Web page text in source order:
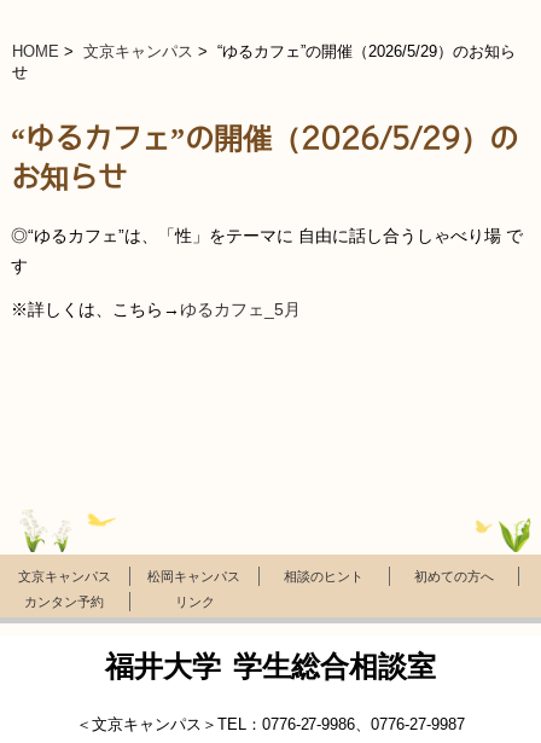
HOME > 文京キャンパス > “ゆるカフェ”の開催（2026/5/29）のお知ら
せ
“ゆるカフェ”の開催（2026/5/29）の
お知らせ
◎“ゆるカフェ”は、「性」をテーマに 自由に話し合うしゃべり場 で
す
※詳しくは、こちら→ ゆるカフェ_5月
文京キャンパス 松岡キャンパス 相談のヒント
初めての方へ
カンタン予約
リンク
福井大学 学生総合相談室
＜文京キャンパス＞TEL：0776-27-9986、0776-27-9987